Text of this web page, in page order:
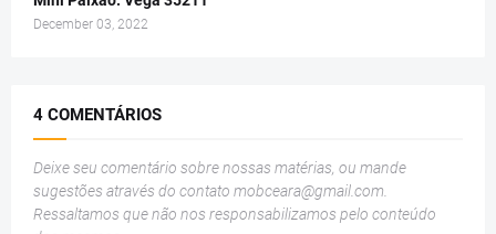
December 03, 2022
4 COMENTÁRIOS
Deixe seu comentário sobre nossas matérias, ou mande
sugestões através do contato mobceara@gmail.com
Ressaltamos que não nos responsabilizamos pelo conteúdo